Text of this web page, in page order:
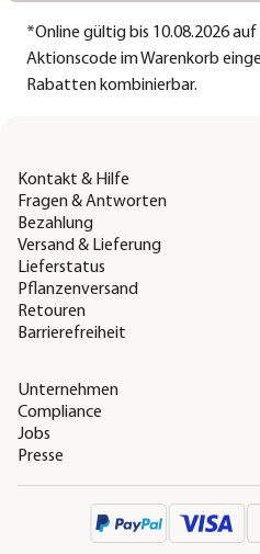
*Online gültig bis 10.08.2026
Aktionscode im Warenkorb
Rabatten kombinierbar.
Kontakt & Hilfe
Fragen & Antworten
Bezahlung
Versand & Lieferung
Lieferstatus
Pflanzenversand
Retouren
Barrierefreiheit
Unternehmen
Compliance
Jobs
Presse